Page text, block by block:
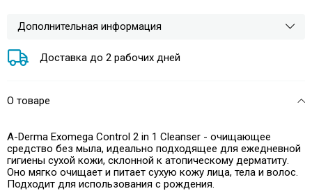
Дополнительная информация
Доставка до 2 рабочих дней
О товаре
A-Derma Exomega Control 2 in 1 Cleanser - очищающее
средство без мыла, идеально подходящее для ежедневной
гигиены сухой кожи, склонной к атопическому дерматиту.
Оно мягко очищает и питает сухую кожу лица, тела и волос.
Подходит для использования с рождения.